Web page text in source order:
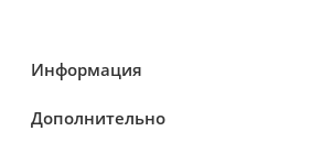
Информация
Дополнительно